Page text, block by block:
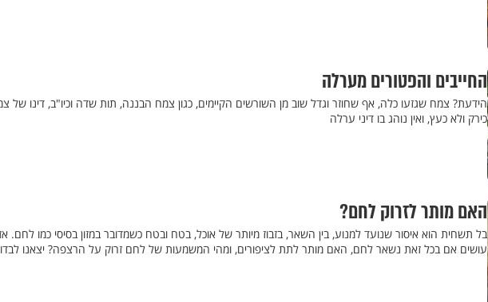
החייבים והפטורים מערלה
הידעת? צמח שגזעו כלה, אף שחוזר וגדל שוב מן השורשים הקיימים, כגון צמח הבננה, תות שדה וכיו"ב, דינו של
כירק ולא כעץ, ואין נוהג בו דיני ערלה
האם מותר לזרוק לחם?
בל תשחית הוא איסור שנועד למנוע, בין השאר, בזבוז מיותר של אוכל, בטח ובטח כשמדובר במזון בסיסי כמו לחם.
עושים אם בכל זאת נשאר לחם, האם מותר לתת לציפורים, ומהי המשמעות של לחם זרוק על הרצפה? יצאנו